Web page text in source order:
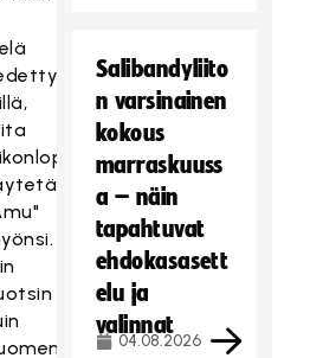
Salibandyliito
n varsinainen
kokous
marraskuuss
a – näin
tapahtuvat
ehdokasasett
elu ja
valinnat
04.08.2026